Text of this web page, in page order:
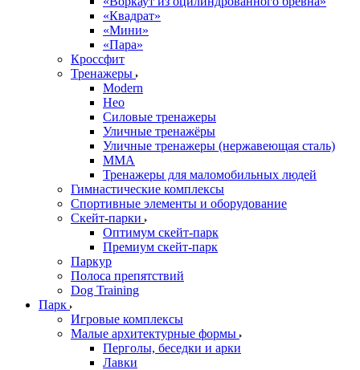
«Квадрат»
«Мини»
«Пара»
Кроссфит
Тренажеры
Modern
Нео
Силовые тренажеры
Уличные тренажёры
Уличные тренажеры (нержавеющая сталь)
ММА
Тренажеры для маломобильных людей
Гимнастические комплексы
Спортивные элементы и оборудование
Скейт-парки
Оптимум скейт-парк
Премиум скейт-парк
Паркур
Полоса препятствий
Dog Training
Парк
Игровые комплексы
Малые архитектурные формы
Перголы, беседки и арки
Лавки